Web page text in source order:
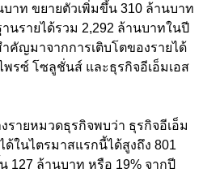
บาท ขยายตัวเพิ่มขึ้น 310 ล้านบาท
นรายได้รวม 2,292 ล้านบาทในปี
คัญมาจากการเติบโตของรายได้
พรซ์ โซลูชั่นส์ และธุรกิจอีเอ็มเอส
รายหมวดธุรกิจพบว่า ธุรกิจอีเอ็ม
ด้ในไตรมาสแรกนี้ได้สูงถึง 801
127 ล้านบาท หรือ 19% จากปี